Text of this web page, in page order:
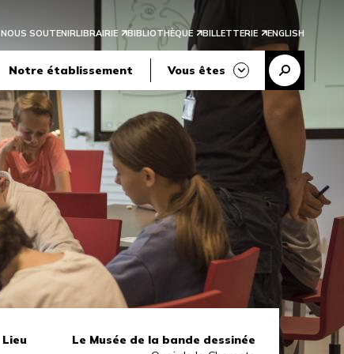
NOUS SOUTENIRLIBRAIRIE BIBLIOTHÈQUE BILLETTERIE ENGLISH
Notre établissement Vous êtes
Lieu
Le Musée de la bande dessinée